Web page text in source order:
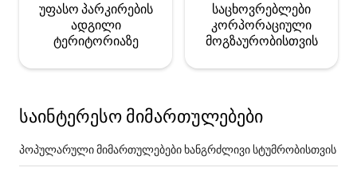
უფასო პარკირების
ადგილი
ტერიტორიაზე
საცხოვრებლები
კორპორაციული
მოგზაურობისთვის
საინტერესო მიმართულებები
პოპულარული მიმართულებები ხანგრძლივი სტუმრობისთვის